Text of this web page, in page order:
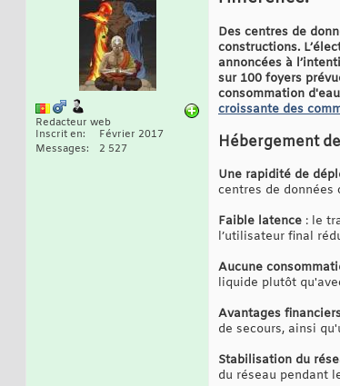
Redacteur web
Inscrit en
Février 2017
Messages
2 527
Des centres de
constructions.
annoncées à
sur 100 foyers
consommation
croissante des
Hébergement
Une rapidité de
centres de
Faible latence : le
l’utilisateur final
Aucune
liquide plutôt
Avantages
de secours, ainsi
Stabilisation du
du réseau pendant